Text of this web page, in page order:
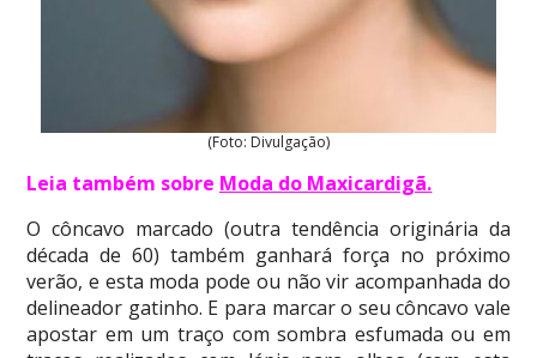
(Foto: Divulgação)
Leia também sobre Moda do Maxicardigã.
O côncavo marcado (outra tendência originária da
década de 60) também ganhará força no próximo
verão, e esta moda pode ou não vir acompanhada do
delineador gatinho. E para marcar o seu côncavo vale
apostar em um traço com sombra esfumada ou em